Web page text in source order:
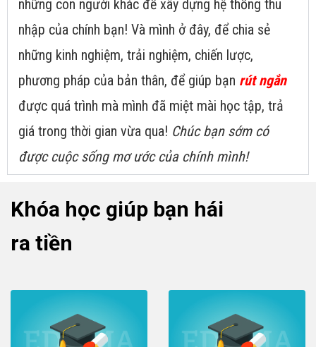
những con người khác để xây dựng hệ thống thu
nhập của chính bạn! Và mình ở đây, để chia sẻ
những kinh nghiệm, trải nghiệm, chiến lược,
phương pháp của bản thân, để giúp bạn rút ngắn
được quá trình mà mình đã miệt mài học tập, trả
giá trong thời gian vừa qua! Chúc bạn sớm có
được cuộc sống mơ ước của chính mình!
Khóa học giúp bạn hái
ra tiền